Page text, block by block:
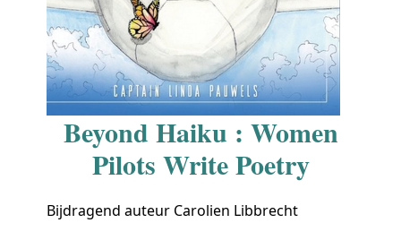
Beyond Haiku : Women
Pilots Write Poetry
Bijdragend auteur Carolien Libbrecht